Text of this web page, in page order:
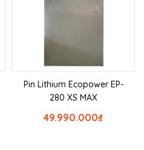
Pin Lithium Ecopower EP-
280 XS MAX
₫
49.990.000